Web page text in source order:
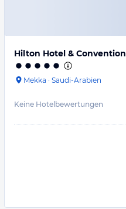
Hilton Hotel &
Mekka · Saudi-Arabien
Keine Hotelbewertungen